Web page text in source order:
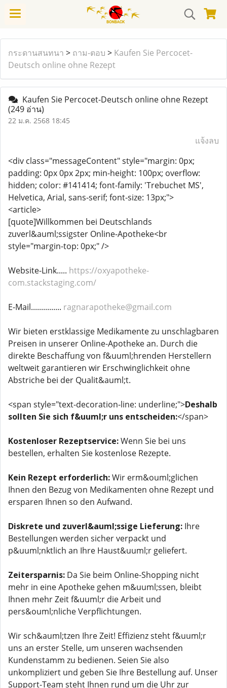
กระดานสนทนา > ถาม-ตอบ > Kaufen Sie Percocet-
Deutsch online ohne Rezept
Kaufen Sie Percocet-Deutsch online ohne Rezept
(249 อ่าน)
22 ม.ค. 2568 18:45
แจ้งลบ
<div class="messageContent" style="margin: 0px;
padding: 0px 0px 2px; min-height: 100px; overflow:
hidden; color: #141414; font-family: 'Trebuchet MS',
Helvetica, Arial, sans-serif; font-size: 13px;">
<article>
[quote]Willkommen bei Deutschlands
zuverl&auml;ssigster Online-Apotheke<br
style="margin-top: 0px;" />
Website-Link..... https://oxyapotheke-
com.stackstaging.com/
E-Mail............... ragnarapotheke@gmail.com
Wir bieten erstklassige Medikamente zu unschlagbaren
Preisen in unserer Online-Apotheke an. Durch die
direkte Beschaffung von f&uuml;hrenden Herstellern
weltweit garantieren wir Erschwinglichkeit ohne
Abstriche bei der Qualit&auml;t.
<span style="text-decoration-line: underline;">Deshalb
sollten Sie sich f&uuml;r uns entscheiden:</span>
Kostenloser Rezeptservice:Wenn Sie bei uns
bestellen, erhalten Sie kostenlose Rezepte.
Kein Rezept erforderlich:Wir erm&ouml;glichen
Ihnen den Bezug von Medikamenten ohne Rezept und
ersparen Ihnen so den Aufwand.
Diskrete und zuverl&auml;ssige Lieferung: Ihre
Bestellungen werden sicher verpackt und
p&uuml;nktlich an Ihre Haust&uuml;r geliefert.
Zeitersparnis: Da Sie beim Online-Shopping nicht
mehr in eine Apotheke gehen m&uuml;ssen, bleibt
Ihnen mehr Zeit f&uuml;r die Arbeit und
pers&ouml;nliche Verpflichtungen.
Wir sch&auml;tzen Ihre Zeit! Effizienz steht f&uuml;r
uns an erster Stelle, um unseren wachsenden
Kundenstamm zu bedienen. Seien Sie also
unkompliziert und geben Sie Ihre Bestellung auf. Unser
Support-Team steht Ihnen rund um die Uhr zur